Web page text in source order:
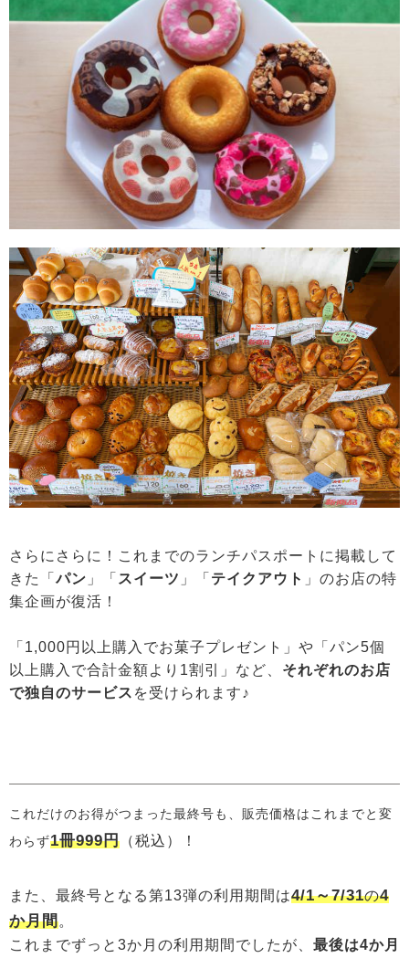
さらにさらに！これまでのランチパスポートに掲載して
きた「パン 」「 スイーツ 」「 テイクアウト 」のお店の特
集企画が復活！
「1,000円以上購入でお菓子プレゼント」や「パン5個
以上購入で合計金額より1割引」など、 それぞれのお店
で独自のサービス を受けられます♪
これだけのお得がつまった最終号も、販売価格はこれまでと変
わらず1冊999円 （税込） ！
また、 最終号となる第13弾の利用期間は4/1～7/31の4
か月間。
これまでずっと3か月の利用期間でしたが、 最後は4か月